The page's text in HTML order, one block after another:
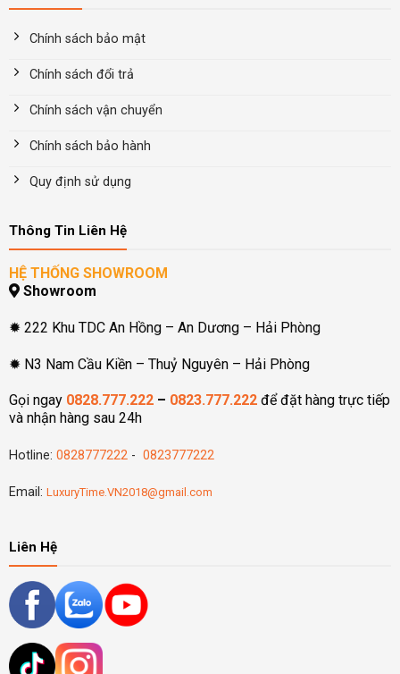
Chính sách bảo mật
Chính sách đổi trả
Chính sách vận chuyển
Chính sách bảo hành
Quy định sử dụng
Thông Tin Liên Hệ
HỆ THỐNG SHOWROOM
Showroom
✹ 222 Khu TDC An Hồng – An Dương – Hải Phòng
✹ N3 Nam Cầu Kiền – Thuỷ Nguyên – Hải Phòng
Gọi ngay 0828.777.222– 0823.777.222để đặt hàng trực tiếp
và nhận hàng sau 24h
Hotline: 0828777222- 0823777222
Email: LuxuryTime.VN2018@gmail.com
Liên Hệ